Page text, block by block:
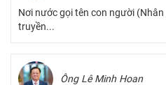
Nơi nước gọi tên con người
truyền...
Ông Lê Minh Hoan